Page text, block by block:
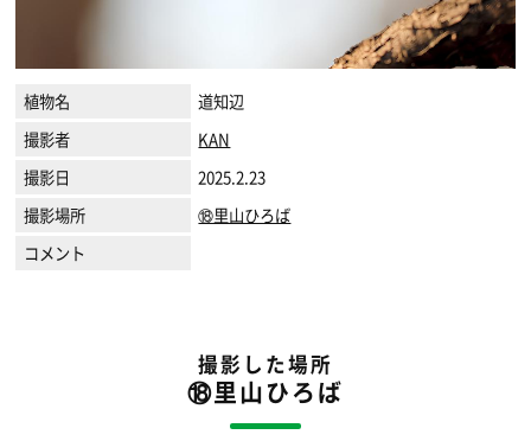
植物名
道知辺
撮影者
KAN
撮影日
2025.2.23
撮影場所
⑱里山ひろば
コメント
撮影した場所
⑱里山ひろば